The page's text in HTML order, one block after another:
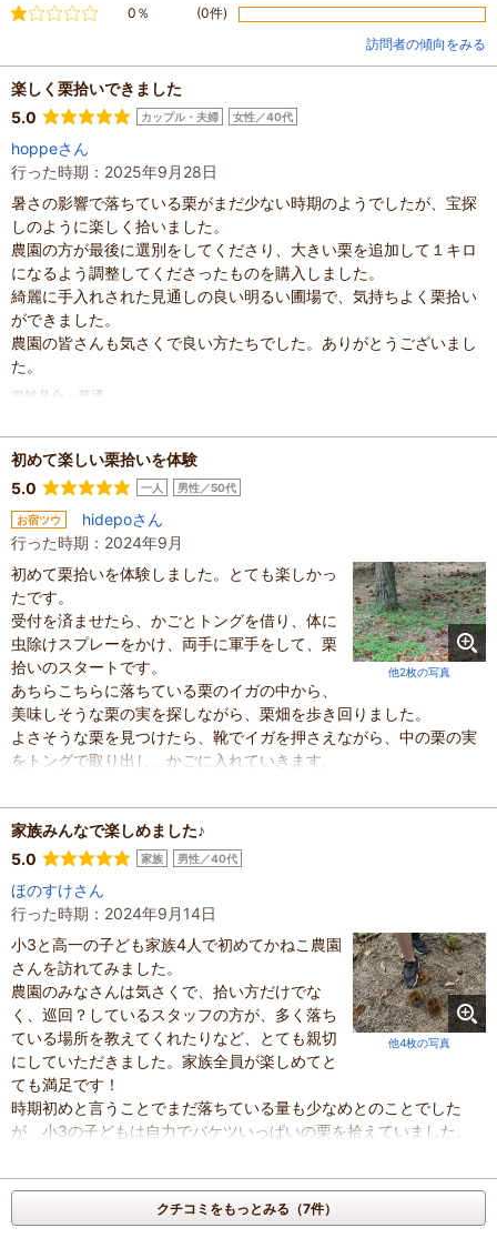
不満0％
(0件)
訪問者の傾向をみる
楽しく栗拾いできました
5.0
カップル・夫婦 女性／40代
hoppeさん
行った時期：2025年9月28日
暑さの影響で落ちている栗がまだ少ない時期のようでしたが、宝探
しのように楽しく拾いました。
農園の方が最後に選別をしてくださり、大きい栗を追加して１キロ
になるよう調整してくださったものを購入しました。
綺麗に手入れされた見通しの良い明るい圃場で、気持ちよく栗拾い
ができました。
農園の皆さんも気さくで良い方たちでした。ありがとうございまし
た。
混雑具合
普通
人数：未設定
投稿日：2025年9月30日
初めて楽しい栗拾いを体験
5.0
一人 男性／50代
お宿ツウ
hidepoさん
行った時期：2024年9月
他2枚の写真
初めて栗拾いを体験しました。とても楽しかっ
たです。
受付を済ませたら、かごとトングを借り、体に
虫除けスプレーをかけ、両手に軍手をして、栗
拾いのスタートです。
あちらこちらに落ちている栗のイガの中から、
美味しそうな栗の実を探しながら、栗畑を歩き回りました。
よさそうな栗を見つけたら、靴でイガを押さえながら、中の栗の実
をトングで取り出し、かごに入れていきます。
採った栗を受付にいる農園のかたに渡し、虫食いの穴があったり、
白くなっているものは、選別してもらいます。
重さを計ってもらうと約８００グラムでした。１キロあたり２００
混雑具合：普通
滞在時間
： 1～2時間
人数 ： 未設定
投稿日：2024年9月15日
家族みんなで楽しめました♪
5.0
家族 男性／40代
ほのすけさん
行った時期：2024年9月14日
他4枚の写真
小3と高一の子ども家族4人で初めてかねこ農園
さんを訪れてみました。
農園のみなさんは気さくで、拾い方だけでな
く、巡回？しているスタッフの方が、多く落ち
ている場所を教えてくれたりなど、とても親切
にしていただきました。家族全員が楽しめてと
ても満足です！
時期初めと言うことでまだ落ちている量も少なめとのことでした
が、小3の子どもは自力でバケツいっぱいの栗を拾えていました。
混雑具合：空いていた
家族の内訳：お子様、配偶者、
クチコミをもっとみる（7件）